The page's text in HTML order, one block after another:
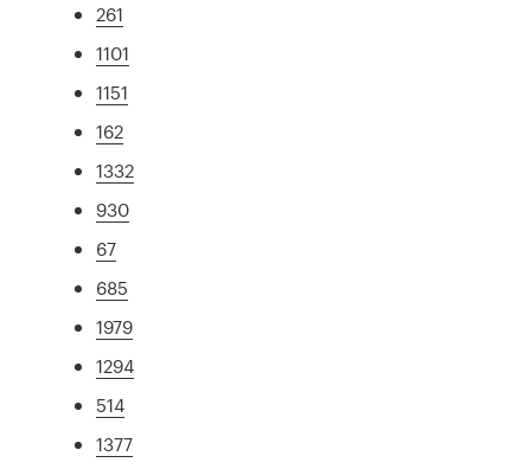
261
1101
1151
162
1332
930
67
685
1979
1294
514
1377